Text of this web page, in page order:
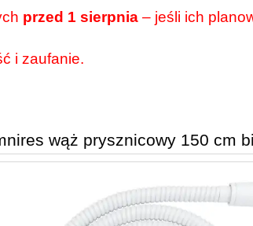
przed 1 sierpnia – jeśli ich
i zaufanie.
wąż prysznicowy 150 cm